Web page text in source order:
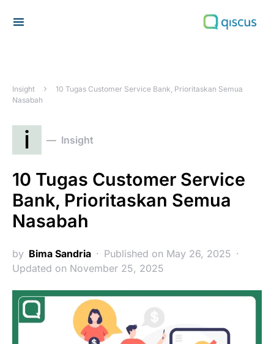
Insight
10 Tugas Customer Service Bank, Prioritaskan Semua
Nasabah
i Insight
10 Tugas Customer Service
Bank, Prioritaskan Semua
Nasabah
by Bima Sandria
Published on May 26, 2025
Updated on November 25, 2025